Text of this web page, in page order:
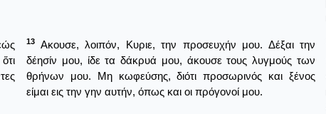
13
Ακουσε, λοιπόν, Κυριε, την προσευχήν μου. Δέξαι την
δέησίν μου, ίδε τα δάκρυά μου, άκουσε τους λυγμούς των
θρήνων μου. Μη κωφεύσης, διότι προσωρινός και ξένος
είμαι εις την γην αυτήν, όπως και οι πρόγονοί μου.